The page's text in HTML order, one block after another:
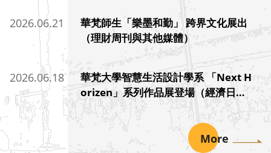
2026.06.21
華梵師生「樂墨和勤」 跨界文化展出
（理財周刊與其他媒體）
2026.06.18
華梵大學智慧生活設計學系 「Next H
orizen」系列作品展登場（經濟日
報）
More